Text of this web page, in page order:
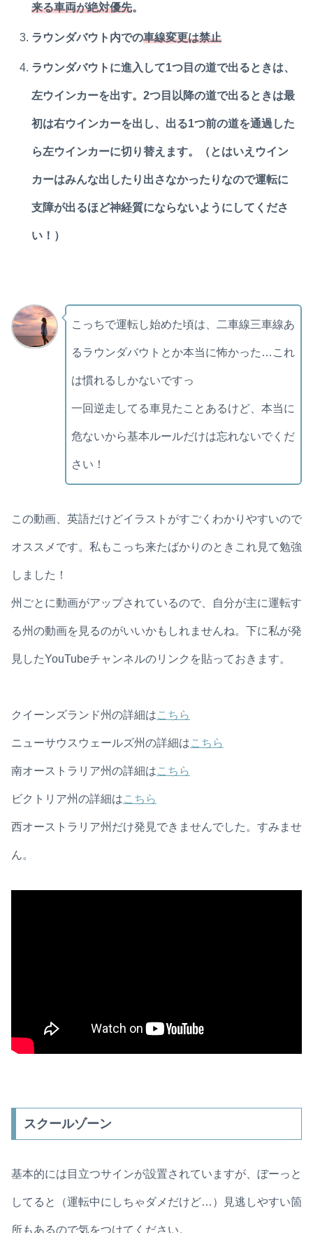
来る車両が絶対優先。
ラウンダバウト内での車線変更は禁止
ラウンダバウトに進入して1つ目の道で出るときは、
左ウインカーを出す。2つ目以降の道で出るときは最
初は右ウインカーを出し、出る1つ前の道を通過した
ら左ウインカーに切り替えます。（とはいえウイン
カーはみんな出したり出さなかったりなので運転に
支障が出るほど神経質にならないようにしてくださ
い！）
こっちで運転し始めた頃は、二車線三車線あ
るラウンダバウトとか本当に怖かった…これ
は慣れるしかないですっ
一回逆走してる車見たことあるけど、本当に
危ないから基本ルールだけは忘れないでくだ
さい！
この動画、英語だけどイラストがすごくわかりやすいので
オススメです。私もこっち来たばかりのときこれ見て勉強
しました！
州ごとに動画がアップされているので、自分が主に運転す
る州の動画を見るのがいいかもしれませんね。下に私が発
見したYouTubeチャンネルのリンクを貼っておきます。
クイーンズランド州の詳細はこちら
ニューサウスウェールズ州の詳細はこちら
南オーストラリア州の詳細はこちら
ビクトリア州の詳細はこちら
西オーストラリア州だけ発見できませんでした。すみませ
ん。
スクールゾーン
基本的には目立つサインが設置されていますが、ぼーっと
してると（運転中にしちゃダメだけど…）見逃しやすい箇
所もあるので気をつけてください。